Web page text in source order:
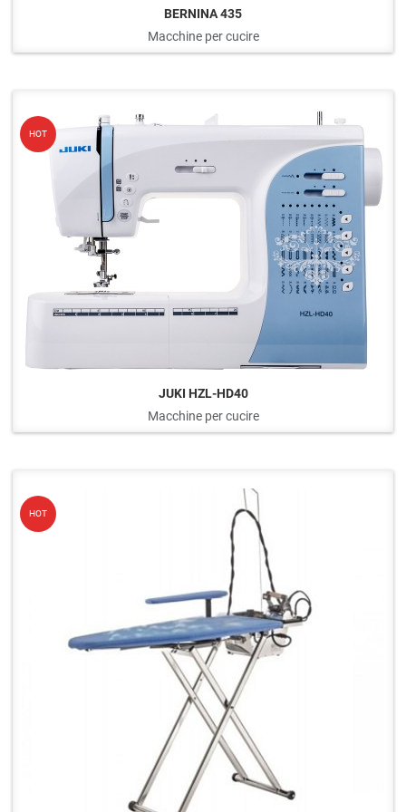
BERNINA 435
Macchine per cucire
HOT
JUKI HZL-HD40
Macchine per cucire
HOT